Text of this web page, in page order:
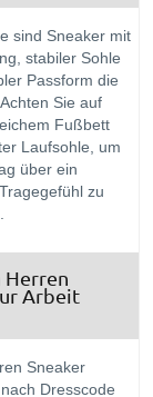
sind Sneaker mit
stabiler Sohle
Passform die
Sie auf
Fußbett
Laufsohle, um
über ein
zu
Herren
Arbeit
Sneaker
Dresscode